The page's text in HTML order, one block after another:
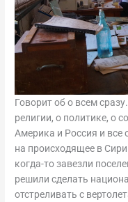
Говорит об о всем
религии, о политике, о
Америка и Россия и все
на происходящее в
когда-то завезли
решили сделать
отстреливать с